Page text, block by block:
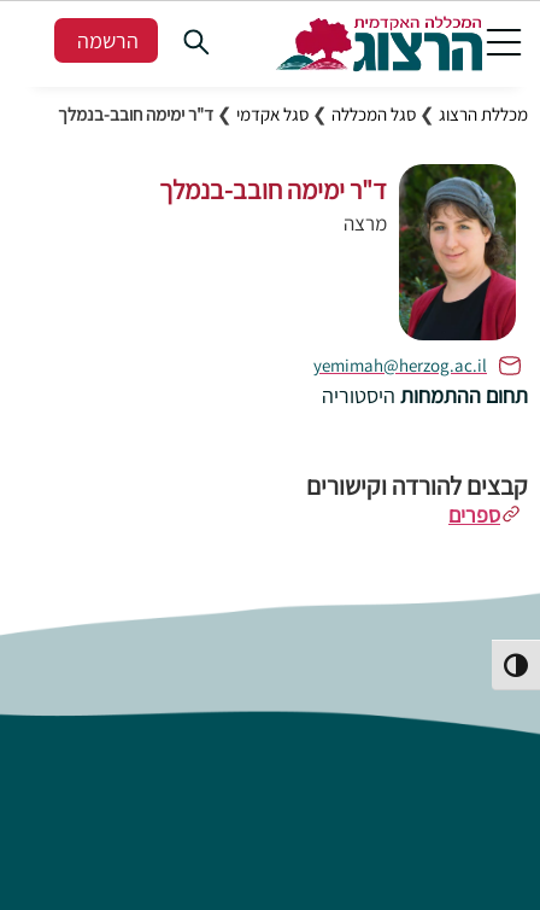
הפעל/כבה ניגודיות גבוהה
הרשמה
מכללת הרצוג ❯ סגל המכללה ❯ סגל אקדמי ❯ ד"ר ימימה חובב-בנמלך
ד"ר ימימה חובב-בנמלך
מרצה
yemimah@herzog.ac.il
תחום ההתמחות היסטוריה
קבצים להורדה וקישורים
ספרים